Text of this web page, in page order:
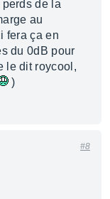
de la
au
fera ça en
du 0dB pour
le dit roycool,
)
#8